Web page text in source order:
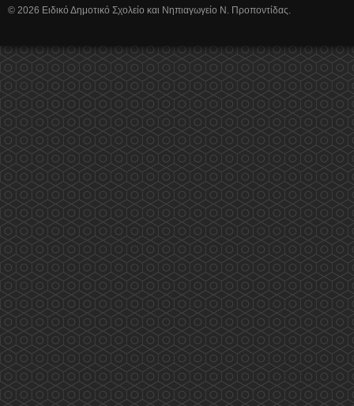
© 2026 Ειδικό Δημοτικό Σχολείο και Νηπιαγωγείο Ν. Προποντίδας.